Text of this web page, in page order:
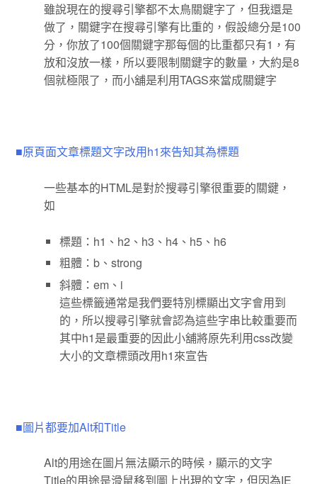
雖說現在的搜尋引擎都不太鳥關鍵字了，但我還是
做了，關鍵字在搜尋引擎有比重的，假設總分是100
分，你放了100個關鍵字那每個的比重都只有1，有
放和沒放一樣，所以要限制關鍵字的數量，大約是8
個就極限了，而小舖是利用TAGS來當成關鍵字
■原頁面文章標題文字改用h1來告知其為標題
一些基本的HTML是對於搜尋引擎很重要的關鍵，
如
標題：h1、h2、h3、h4、h5、h6
粗體：b、strong
斜體：em、i
這些標籤通常是我們要特別標顯出文字會用到
的，所以搜尋引擎就會認為這些字串比較重要而
其中h1是最重要的因此小舖將原先利用css改變
大小的文章標頭改用h1來宣告
■圖片都要加Alt和Title
Alt的用途在圖片無法顯示的時候，顯示的文字
Title的用途是滑鼠移到圖上出現的文字，但因為IE